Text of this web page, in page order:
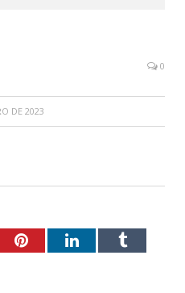
0
DE 2023
PinterestLinkedInTumblr